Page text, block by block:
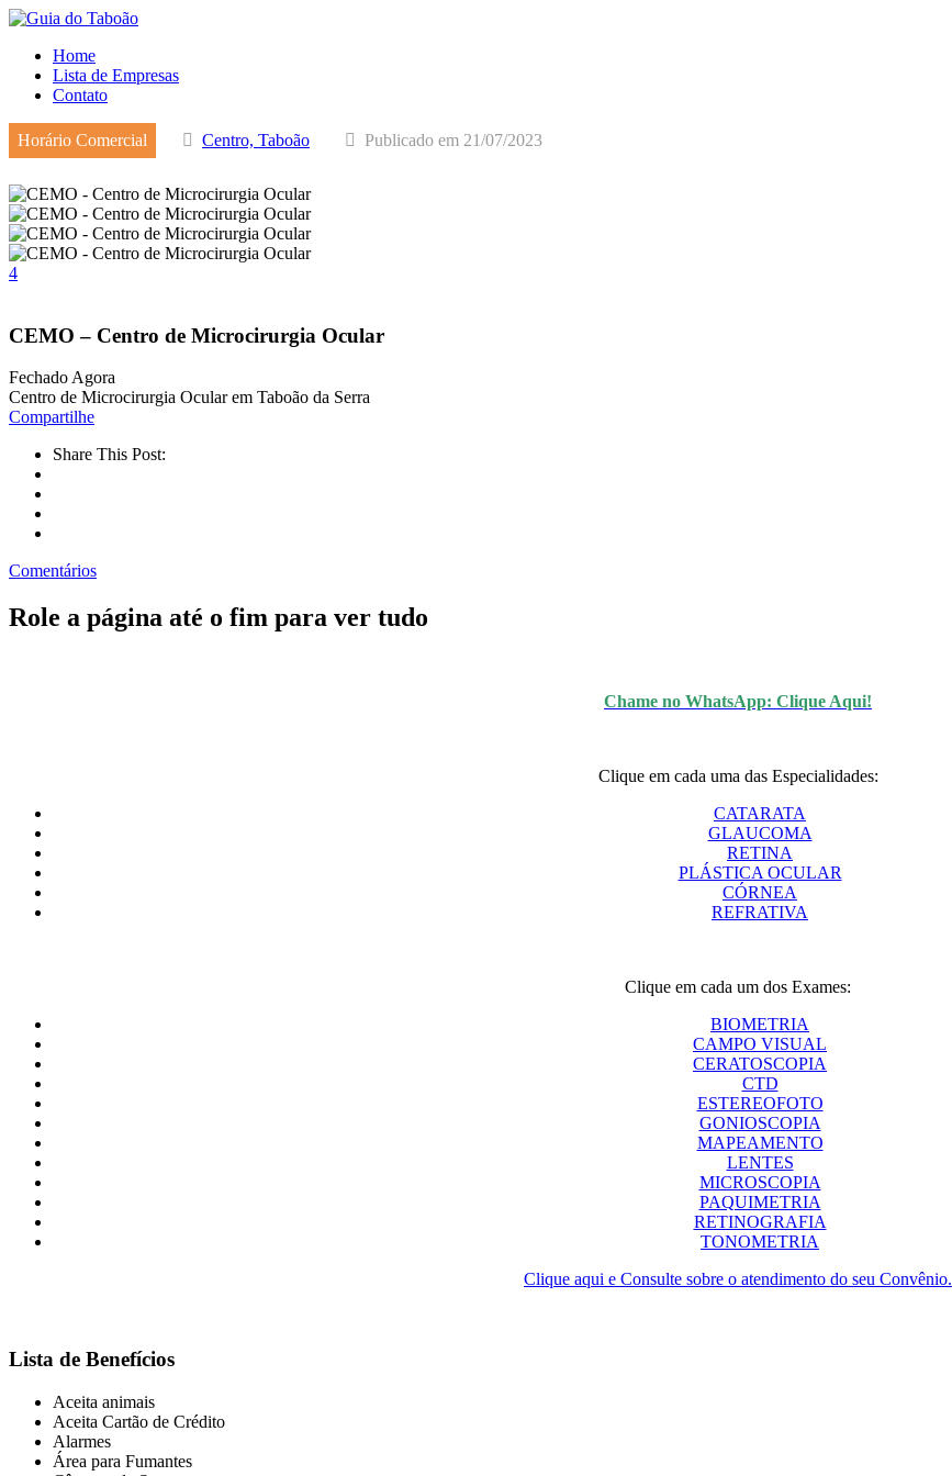
Home
Lista de Empresas
Contato
Horário Comercial Centro, Taboão Publicado em 21/07/2023
4
CEMO – Centro de Microcirurgia Ocular
Fechado Agora
Centro de Microcirurgia Ocular em Taboão da Serra
Compartilhe
Share This Post:
Comentários
Role a página até o fim para ver tudo
Chame no WhatsApp: Clique Aqui!
Clique em cada uma das Especialidades:
CATARATA
GLAUCOMA
RETINA
PLÁSTICA OCULAR
CÓRNEA
REFRATIVA
Clique em cada um dos Exames:
BIOMETRIA
CAMPO VISUAL
CERATOSCOPIA
CTD
ESTEREOFOTO
GONIOSCOPIA
MAPEAMENTO
LENTES
MICROSCOPIA
PAQUIMETRIA
RETINOGRAFIA
TONOMETRIA
Clique aqui e Consulte sobre o atendimento do seu Convênio.
Lista de Benefícios
Aceita animais
Aceita Cartão de Crédito
Alarmes
Área para Fumantes